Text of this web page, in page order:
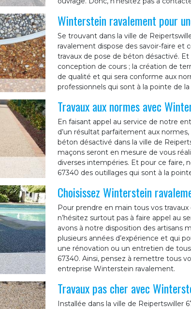
Winterstein ravalement pour
Se trouvant dans la ville de
ravalement dispose des savoir-faire et
travaux de pose de béton désactivé. Et
conception de cours ; la création de
de qualité et qui sera conforme aux
professionnels qui sont à la pointe de
Travaux aux normes avec
En faisant appel au service de notre
d’un résultat parfaitement aux
béton désactivé dans la ville de
maçons seront en mesure de vous
diverses intempéries. Et pour ce faire,
67340 des outillages qui sont à la
Choisissez Winterstein
Pour prendre en main tous vos
n’hésitez surtout pas à faire appel au
avons à notre disposition des artisans
plusieurs années d’expérience et qui
une rénovation ou un entretien de
67340. Ainsi, pensez à remettre tous
entreprise Winterstein ravalement.
Travaux pas cher avec
Installée dans la ville de Reipertswiller